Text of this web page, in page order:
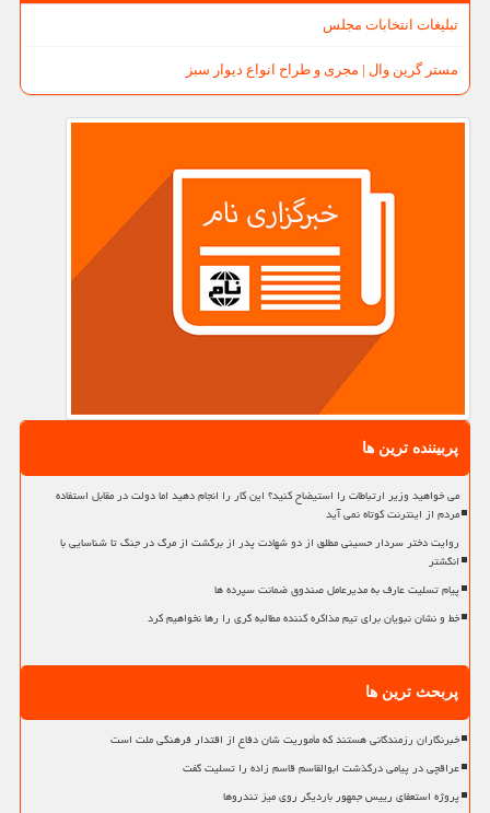
تبلیغات انتخابات مجلس
مستر گرین وال | مجری و طراح انواع دیوار سبز
پربیننده ترین ها
می خواهید وزیر ارتباطات را استیضاح کنید؟ این کار را انجام دهید اما دولت در مقابل استفاده
مردم از اینترنت کوتاه نمی آید
روایت دختر سردار حسینی مطلق از دو شهادت پدر از برگشت از مرگ در جنگ تا شناسایی با
انگشتر
پیام تسلیت عارف به مدیرعامل صندوق ضمانت سپرده ها
خط و نشان نبویان برای تیم مذاکره کننده مطالبه گری را رها نخواهیم کرد
پربحث ترین ها
خبرنگاران رزمندگانی هستند که مأموریت شان دفاع از اقتدار فرهنگی ملت است
عراقچی در پیامی درگذشت ابوالقاسم قاسم زاده را تسلیت گفت
پروژه استعفای رییس جمهور باردیگر روی میز تندروها